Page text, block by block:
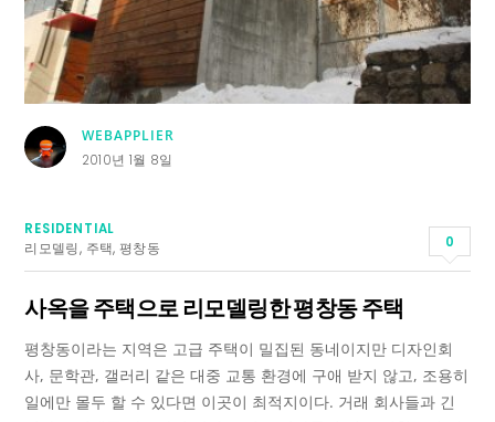
WEBAPPLIER
2010년 1월 8일
RESIDENTIAL
리모델링, 주택, 평창동 0
사옥을 주택으로 리모델링한 평창동 주택
평창동이라는 지역은 고급 주택이 밀집된 동네이지만 디자인회
사, 문학관, 갤러리 같은 대중 교통 환경에 구애 받지 않고, 조용히
일에만 몰두 할 수 있다면 이곳이 최적지이다. 거래 회사들과 긴